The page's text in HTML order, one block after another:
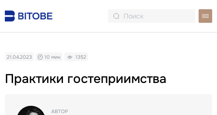
Практики гостеприимства
21.04.2023 10 мин 1352
АВТОР